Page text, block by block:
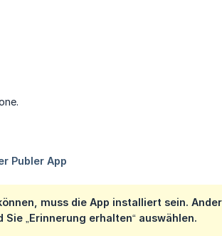
muss die App installiert sein.
„Erinnerung erhalten“ auswählen.